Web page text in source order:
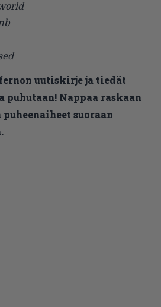
uutiskirje ja tiedät
Nappaa raskaan
suoraan